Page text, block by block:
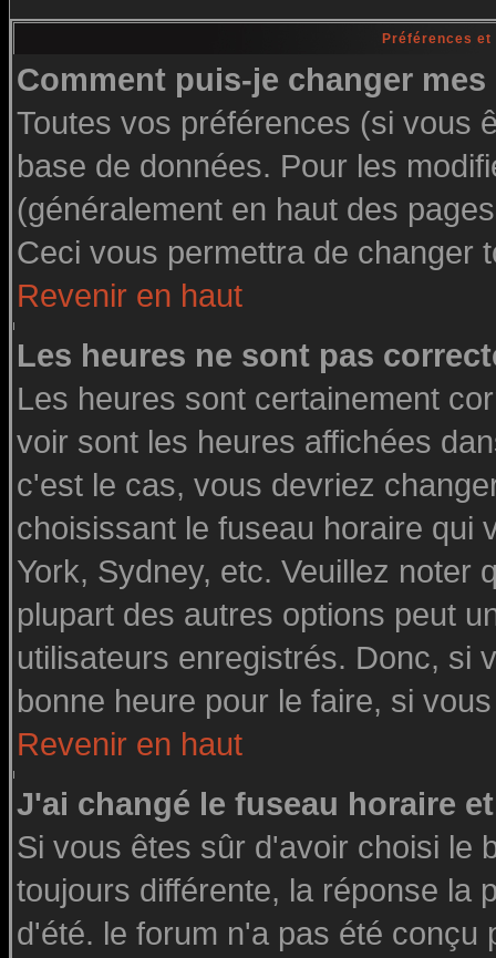
Préférences
Comment puis-je changer
Toutes vos préférences (si vous
base de données. Pour les
(généralement en haut des
Ceci vous permettra de changer
Revenir en haut
Les heures ne sont pas
Les heures sont certainement
voir sont les heures affichées
c'est le cas, vous devriez
choisissant le fuseau horaire qui
York, Sydney, etc. Veuillez noter
plupart des autres options peut
utilisateurs enregistrés. Donc, si
bonne heure pour le faire, si
Revenir en haut
J'ai changé le fuseau horaire
Si vous êtes sûr d'avoir choisi le
toujours différente, la réponse la
d'été. le forum n'a pas été conçu